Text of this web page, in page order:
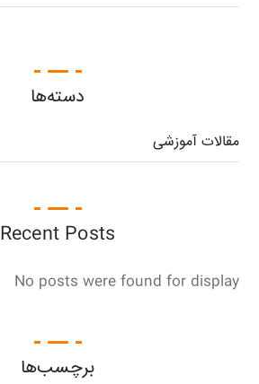
دسته‌ها
مقالات آموزشی
Recent Posts
No posts were found for display
برچسب‌ها